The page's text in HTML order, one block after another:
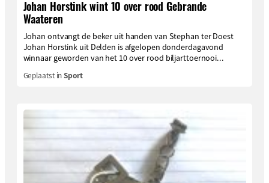
Johan Horstink wint 10 over rood Gebrande
Waateren
Johan ontvangt de beker uit handen van Stephan ter Doest
Johan Horstink uit Delden is afgelopen donderdagavond
winnaar geworden van het 10 over rood biljarttoernooi...
Geplaatst inSport